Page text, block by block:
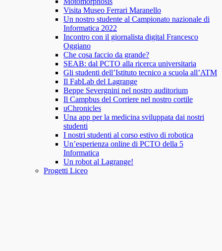
Visita Museo Ferrari Maranello
Un nostro studente al Campionato nazionale di
Informatica 2022
Incontro con il giornalista digital Francesco
Oggiano
Che cosa faccio da grande?
SEAB: dal PCTO alla ricerca universitaria
Gli studenti dell’Istituto tecnico a scuola all’ATM
Il FabLab del Lagrange
Beppe Severgnini nel nostro auditorium
Il Campbus del Corriere nel nostro cortile
uChronicles
Una app per la medicina sviluppata dai nostri
studenti
I nostri studenti al corso estivo di robotica
Un’esperienza online di PCTO della 5
Informatica
Un robot al Lagrange!
Progetti Liceo